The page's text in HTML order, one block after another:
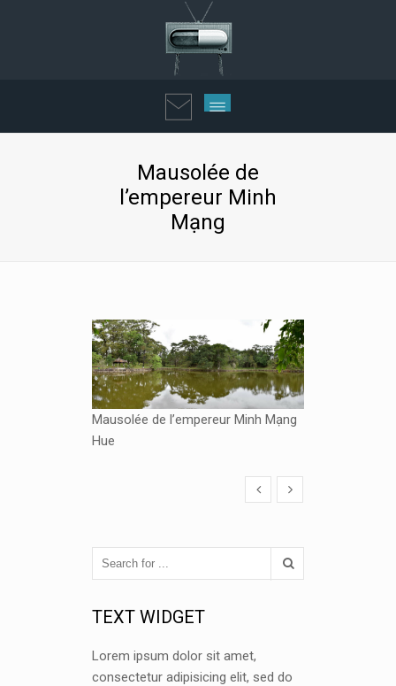
Mausolée de
l’empereur Minh
Mạng
Mausolée de l’empereur Minh Mạng
Hue
TEXT WIDGET
Lorem ipsum dolor sit amet,
consectetur adipisicing elit, sed do